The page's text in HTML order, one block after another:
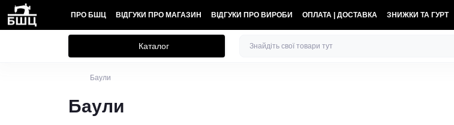
ПРО БШЦ ВІДГУКИ ПРО МАГАЗИН ВІДГУКИ ПРО ВИРОБИ ОПЛАТА | ДОСТАВКА ЗНИЖКИ ТА ГУРТ
Каталог
Баули
Баули